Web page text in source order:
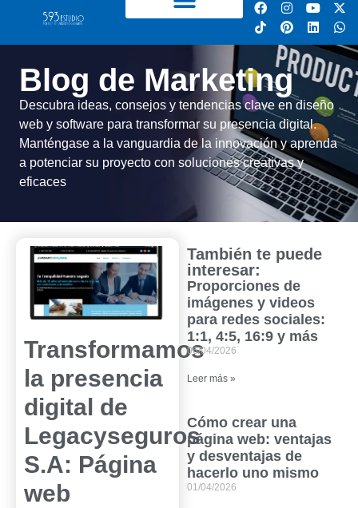
Blog de Marketing
Descubra ideas, consejos y tendencias clave en diseño
web y software para transformar su presencia digital.
Manténgase a la vanguardia de la innovación y aprenda
a potenciar su proyecto con soluciones creativas y
eficaces
Transformamos
la presencia
digital de
Legacyseguros
S.A: Página
web
También te puede
interesar:
Proporciones de
imágenes y videos
para redes sociales:
1:1, 4:5, 16:9 y más
06/04/2026
Leer más »
Cómo crear una
página web: ventajas
y desventajas de
hacerlo uno mismo
01/04/2026